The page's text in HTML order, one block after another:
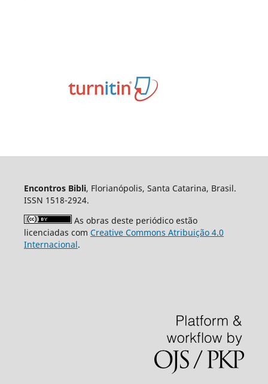
Encontros Bibli, Florianópolis, Santa Catarina, Brasil.
ISSN 1518-2924.
As obras deste periódico estão
licenciadas com Creative Commons Atribuição 4.0
Internacional.